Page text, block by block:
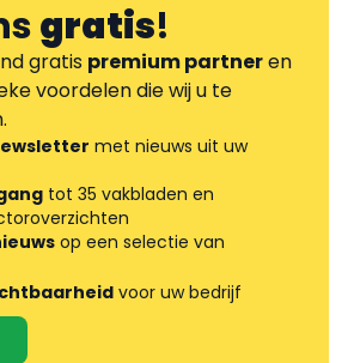
gratis!
gratis premium partneren
voordelen die wij u te
met nieuws uit uw
tot 35 vakbladen en
op een selectie van
voor uw bedrijf